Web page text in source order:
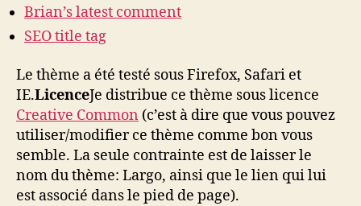
Brian’s latest comment
SEO title tag
Le thème a été testé sous Firefox, Safari et
IE.LicenceJe distribue ce thème sous licence
Creative Common (c’est à dire que vous pouvez
utiliser/modifier ce thème comme bon vous
semble. La seule contrainte est de laisser le
nom du thème: Largo, ainsi que le lien qui lui
est associé dans le pied de page).